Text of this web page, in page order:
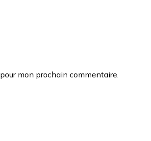
mon prochain commentaire.